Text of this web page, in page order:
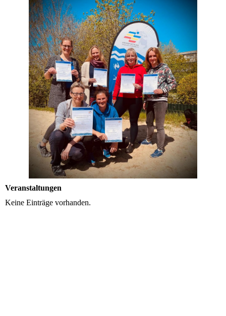
Veranstaltungen
Keine Einträge vorhanden.